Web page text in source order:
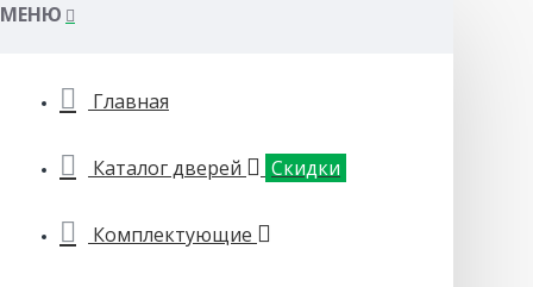
МЕНЮ
Главная
Каталог дверей Скидки
Комплектующие